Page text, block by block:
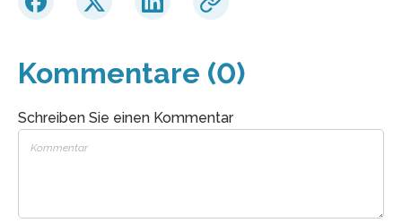
Kommentare (0)
Schreiben Sie einen Kommentar